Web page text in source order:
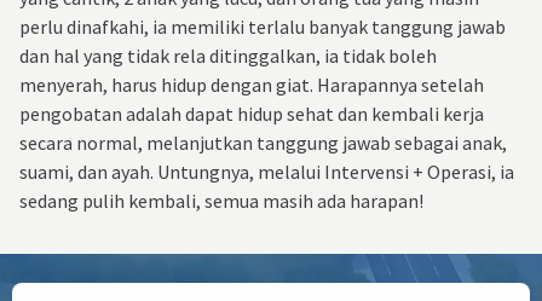
perlu dinafkahi, ia memiliki terlalu banyak tanggung jawab
dan hal yang tidak rela ditinggalkan, ia tidak boleh
menyerah, harus hidup dengan giat. Harapannya setelah
pengobatan adalah dapat hidup sehat dan kembali kerja
secara normal, melanjutkan tanggung jawab sebagai anak,
suami, dan ayah. Untungnya, melalui Intervensi + Operasi, ia
sedang pulih kembali, semua masih ada harapan!